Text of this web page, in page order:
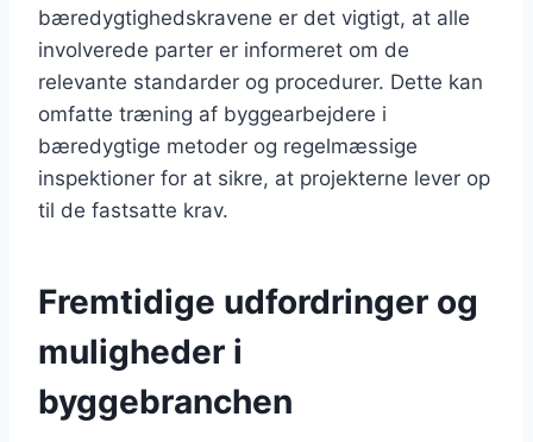
bæredygtighedskravene er det vigtigt, at alle
involverede parter er informeret om de
relevante standarder og procedurer. Dette kan
omfatte træning af byggearbejdere i
bæredygtige metoder og regelmæssige
inspektioner for at sikre, at projekterne lever op
til de fastsatte krav.
Fremtidige udfordringer og
muligheder i
byggebranchen